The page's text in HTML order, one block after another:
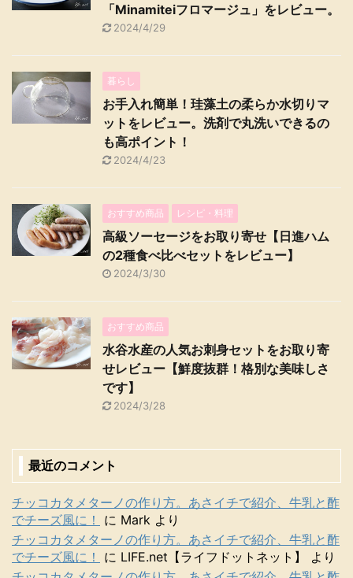
「Minamiteiフロマージュ」をレビュー。
2024/4/29
暮らし
お手入れ簡単！珪藻土の柔らか水切りマ
ットをレビュー。洗剤で丸洗いできるの
も高ポイント！
2024/4/23
おすすめ商品 レシピ・料理
高級ソーセージをお取り寄せ【日進ハム
の2種食べ比べセットをレビュー】
2024/3/30
おすすめ商品
水谷水産の人気お刺身セットをお取り寄
せレビュー【鮮度抜群！格別な美味しさ
です】
2024/3/28
最近のコメント
チッコカタメターノの作り方。あさイチで紹介、牛乳と酢
でチーズ風に！
に Mark より
チッコカタメターノの作り方。あさイチで紹介、牛乳と酢
でチーズ風に！
に LIFE.net【ライフドットネット】
より